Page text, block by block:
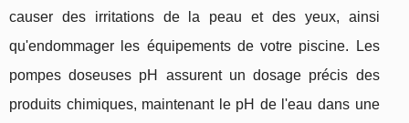
causer des irritations de la peau et des yeux, ainsi
qu'endommager les équipements de votre piscine. Les
pompes doseuses pH assurent un dosage précis des
produits chimiques, maintenant le pH de l'eau dans une